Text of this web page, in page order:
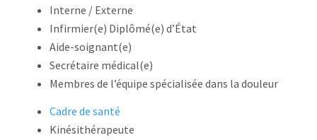
Interne / Externe
Infirmier(e) Diplômé(e) d’État
Aide-soignant(e)
Secrétaire médical(e)
Membres de l’équipe spécialisée dans la douleur
Cadre de santé
Kinésithérapeute